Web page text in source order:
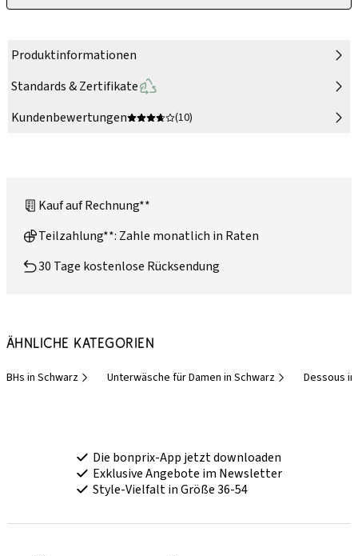
Produktinformationen
Standards & Zertifikate
Kundenbewertungen
(10)
Kauf auf Rechnung**
Teilzahlung**: Zahle monatlich in Raten
30 Tage kostenlose Rücksendung
Ähnliche Kategorien
BHs in Schwarz Unterwäsche für Damen in Schwarz Dessous
Die bonprix-App jetzt downloaden
Exklusive Angebote im Newsletter
Style-Vielfalt in Größe 36-54